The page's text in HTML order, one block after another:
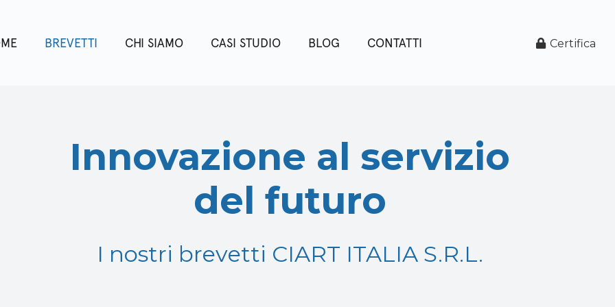
BREVETTI CHI SIAMO CASI STUDIO BLOG CONTATTI Certifica
Innovazione al servizio
del futuro
I nostri brevetti CIART ITALIA S.R.L.